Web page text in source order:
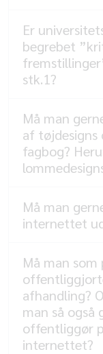
Er
begrebet
stk.1?
Må man
af tøjdesigns
fagbog?
Må man
internettet
Må man
afhandling?
man så også
offentliggør
internettet?